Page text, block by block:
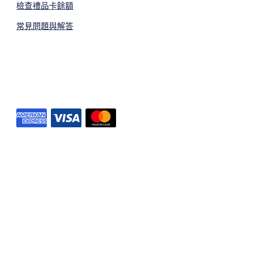
檢查禮品卡餘額
常見問題與解答